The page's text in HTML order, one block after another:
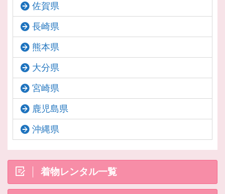
佐賀県
長崎県
熊本県
大分県
宮崎県
鹿児島県
沖縄県
着物レンタル一覧